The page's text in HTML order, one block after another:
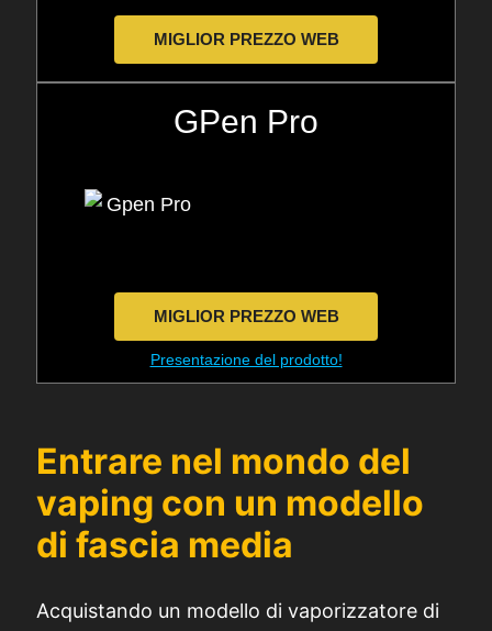
MIGLIOR PREZZO WEB
GPen Pro
MIGLIOR PREZZO WEB
Presentazione del prodotto!
Entrare nel mondo del
vaping con un modello
di fascia media
Acquistando un modello di vaporizzatore di